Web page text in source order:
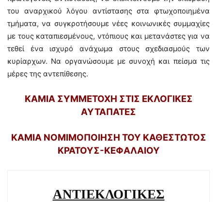
του αναρχικού λόγου αντίστασης στα φτωχοποιημένα
τμήματα, να συγκροτήσουμε νέες κοινωνικές συμμαχίες
με τους καταπιεσμένους, ντόπιους και μετανάστες για να
τεθεί ένα ισχυρό ανάχωμα στους σχεδιασμούς των
κυρίαρχων. Να οργανώσουμε με συνοχή και πείσμα τις
μέρες της αντεπίθεσης.
ΚΑΜΙΑ ΣΥΜΜΕΤΟΧΗ ΣΤΙΣ ΕΚΛΟΓΙΚΕΣ
ΑΥΤΑΠΑΤΕΣ
ΚΑΜΙΑ ΝΟΜΙΜΟΠΟΙΗΣΗ ΤΟΥ ΚΑΘΕΣΤΩΤΟΣ
ΚΡΑΤΟΥΣ-ΚΕΦΑΛΑΙΟΥ
ΑΝΤΙΕΚΛΟΓΙΚΕΣ